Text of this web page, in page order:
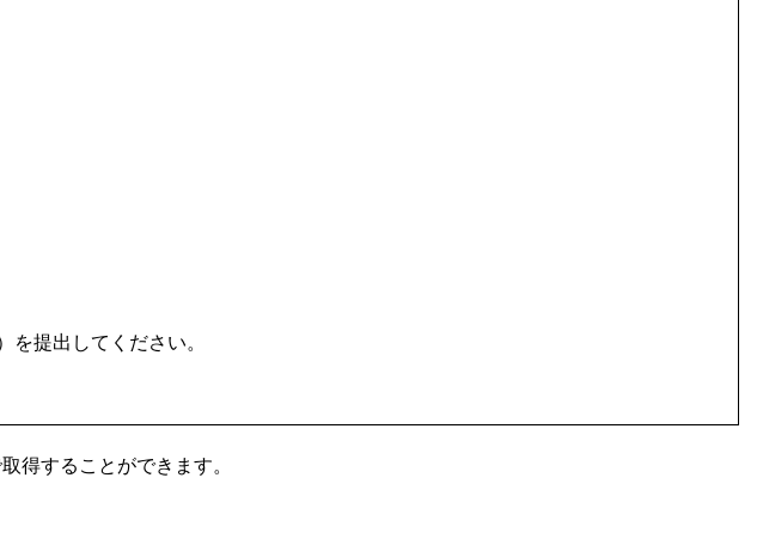
提出してください。
得することができます。